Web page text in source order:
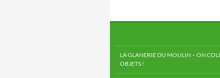
LA GLANERIE DU MOULIN – ON
OBJETS !